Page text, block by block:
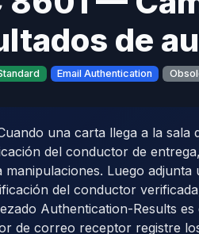
de
Email Authentication
una carta llega a la sala
del conductor de
manipulaciones. Luego
del conductor
Authentication-Results
de correo receptor registre